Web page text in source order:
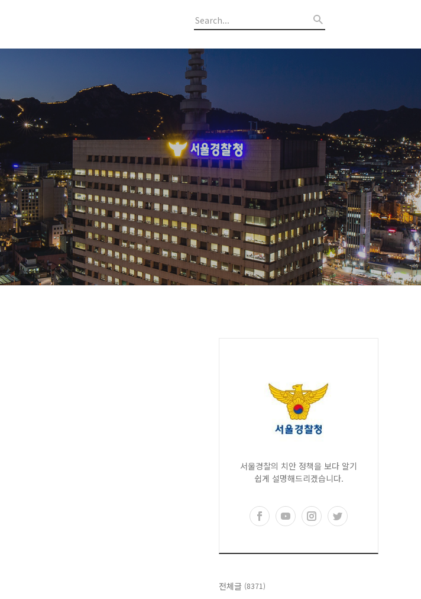
서울경찰의 치안 정책을 보다 알기
쉽게 설명해드리겠습니다.
전체글 (8371)